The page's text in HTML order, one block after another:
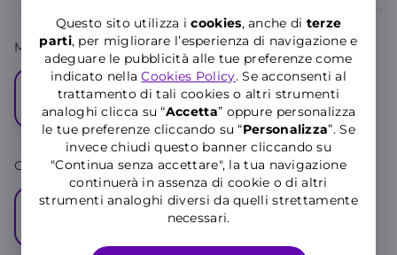
Questo sito utilizza icookies, anche di terze
parti, per migliorare l’esperienza di navigazione e
adeguare le pubblicità alle tue preferenze come
indicato nellaCookies Policy. Se acconsenti al
trattamento di tali cookies o altri strumenti
analoghi clicca su “Accetta” oppure personalizza
le tue preferenze cliccando su “Personalizza”. Se
invece chiudi questo banner cliccando su
"Continua senza accettare", la tua navigazione
continuerà in assenza di cookie o di altri
strumenti analoghi diversi da quelli strettamente
necessari.
Memoria
GB
Colore: Carbon Black